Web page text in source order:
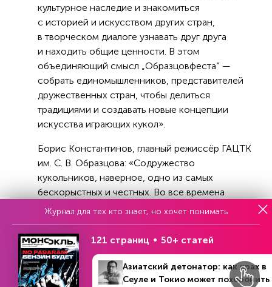
культурное наследие и знакомиться
с историей и искусством других стран,
в творческом диалоге узнавать друг друга
и находить общие ценности. В этом
объединяющий смысл „Образцовфеста“ —
собрать единомышленников, представителей
дружественных стран, чтобы делиться
традициями и создавать новые концепции
искусства играющих кукол».
Борис Константинов, главный режиссёр ГАЦТК
им. С. В. Образцова: «Содружество
кукольников, наверное, одно из самых
бескорыстных и честных. Во все времена
кукольники путешествуют, собирают людей,
чтобы вместе услышать и понять важное —
о душе и бездушии, о жизни и смерти, о любви
и ненависти. Об этом любой спектакль.
А самая большая задача кукольника —
наверное, во имя нее, в том числе, и создан
Журнал для тех кто знает, но хочет понимать
121 страниц 50+ статей
Азиатский детонатор: как крах в
Сеуле и Токио может похоронить